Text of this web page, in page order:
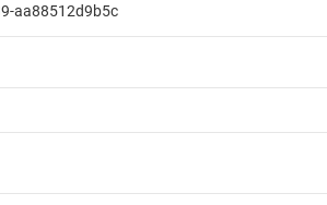
aa88512d9b5c